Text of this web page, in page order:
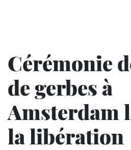
Cérémonie
de gerbes à
Amsterdam
la libération